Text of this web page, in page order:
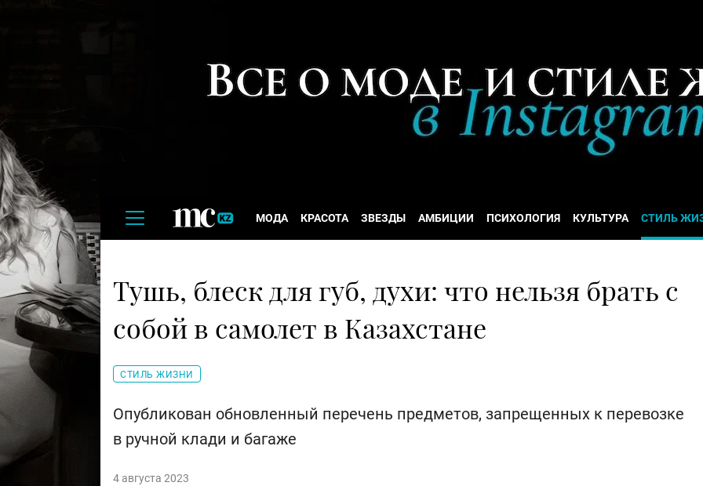
МОДА КРАСОТА ЗВЕЗДЫ АМБИЦИИ ПСИХОЛОГИЯ КУЛЬТУРА СТИЛЬ
Тушь, блеск для губ, духи: что нельзя брать с
собой в самолет в Казахстане
СТИЛЬ ЖИЗНИ
Опубликован обновленный перечень предметов, запрещенных к перевозке
в ручной клади и багаже
4 августа 2023